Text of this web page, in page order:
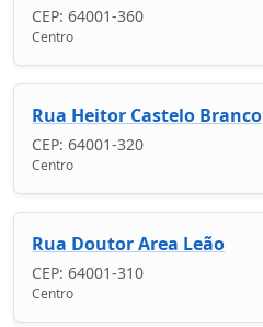
CEP: 64001-360
Centro
Rua Heitor Castelo Branco
CEP: 64001-320
Centro
Rua Doutor Area Leão
CEP: 64001-310
Centro